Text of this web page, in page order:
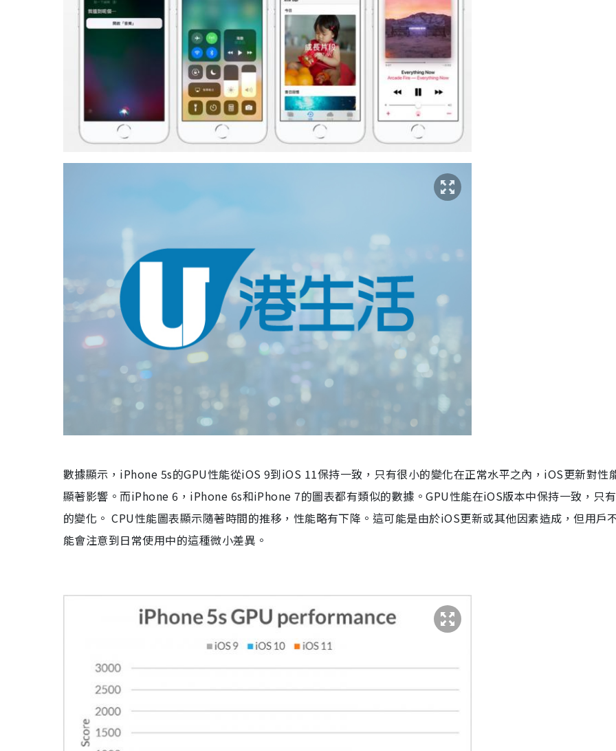
數據顯示，iPhone 5s的GPU性能從iOS 9到iOS 11保持一致，只有很小的變化在正常水平之內，iOS更新對性
顯著影響。而iPhone 6，iPhone 6s和iPhone 7的圖表都有類似的數據。GPU性能在iOS版本中保持一致，只
的變化。 CPU性能圖表顯示隨著時間的推移，性能略有下降。這可能是由於iOS更新或其他因素造成，但用戶
能會注意到日常使用中的這種微小差異。